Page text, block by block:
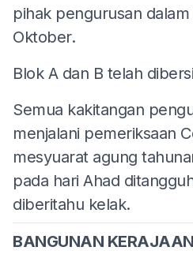
pihak pengurusan
Oktober.
Blok A dan B telah
Semua kakitangan
menjalani pemeriksaan
mesyuarat agung
pada hari Ahad
diberitahu kelak.
BANGUNAN KERAJAAN